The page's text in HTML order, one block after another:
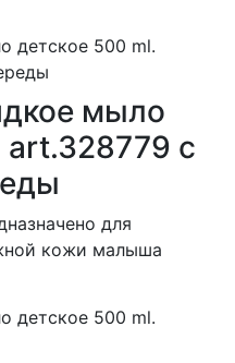
мыло
art.328779 с
для
кожи малыша